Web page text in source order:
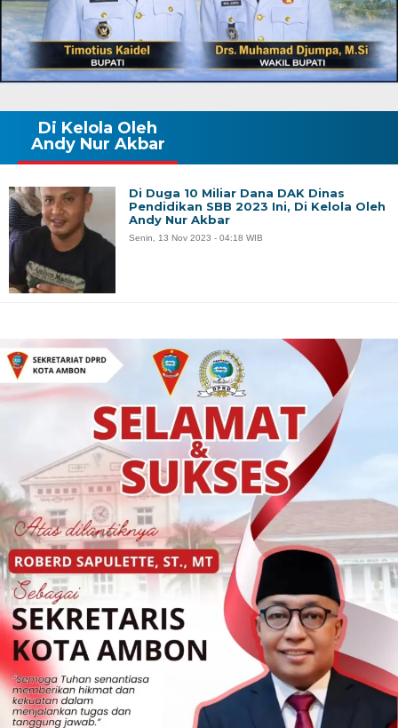
Di Kelola Oleh
Andy Nur Akbar
Di Duga 10 Miliar Dana DAK Dinas
Pendidikan SBB 2023 Ini, Di Kelola Oleh
Andy Nur Akbar
Senin, 13 Nov 2023 - 04:18 WIB